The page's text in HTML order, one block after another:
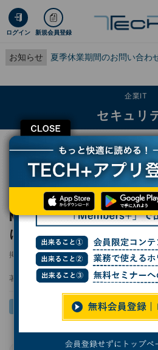
ログイン 新規会員登録
お知らせ 夏季休業期間のお問い合わ
CLOSE
企業IT
セキュリ
TECH+ 企業IT
セキュリティ
Minecraftマルウェアで11.6万人感染 若年層
Minecraftマルウェアで
による嫌がらせにも悪用
掲載日 2026/06/11 13:27 更新日 2026/
著者： 今林敏子